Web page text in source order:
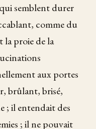
semblent durer
comme du
la proie de la
aux portes
brûlant, brisé,
; il entendait des
; il ne pouvait